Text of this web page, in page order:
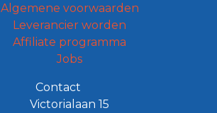
Algemene voorwaarden
Leverancier worden
Affiliate programma
Jobs
Contact
Victorialaan 15